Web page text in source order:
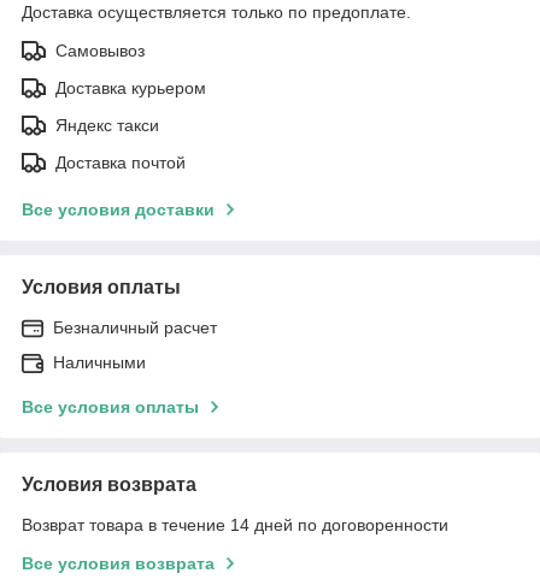
Доставка осуществляется только по предоплате.
Самовывоз
Доставка курьером
Яндекс такси
Доставка почтой
Все условия доставки
Условия оплаты
Безналичный расчет
Наличными
Все условия оплаты
Условия возврата
Возврат товара в течение 14 дней по договоренности
Все условия возврата